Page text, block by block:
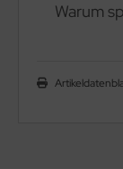
Warum